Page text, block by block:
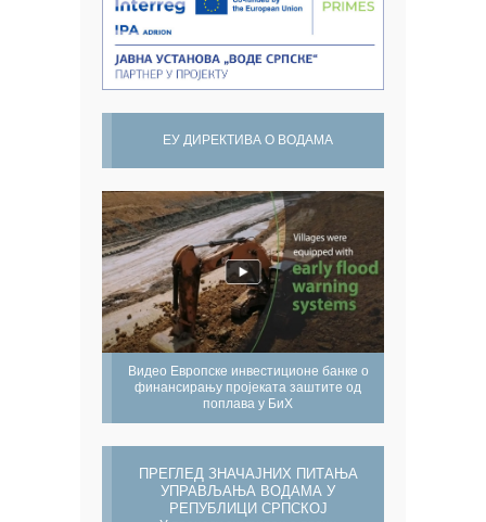
ЕУ ДИРЕКТИВА О ВОДАМА
Видео Европске инвестиционе банке о
финансирању пројеката заштите од
поплава у БиХ
ПРЕГЛЕД ЗНАЧАЈНИХ ПИТАЊА
УПРАВЉАЊА ВОДАМА У
РЕПУБЛИЦИ СРПСКОЈ